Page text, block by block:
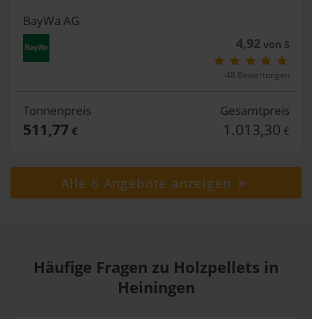
BayWa AG
4,92von 5
48 Bewertungen
Tonnenpreis
511,77 €
Gesamtpreis
1.013,30 €
Alle 6 Angebote anzeigen
Häufige Fragen zu Holzpellets in
Heiningen